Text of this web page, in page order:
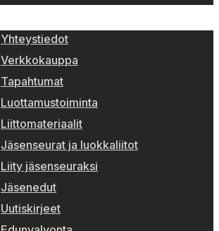
Yhteystiedot
Verkkokauppa
Tapahtumat
Luottamustoiminta
Liittomateriaalit
Jäsenseurat ja luokkaliitot
Liity jäsenseuraksi
Jäsenedut
Uutiskirjeet